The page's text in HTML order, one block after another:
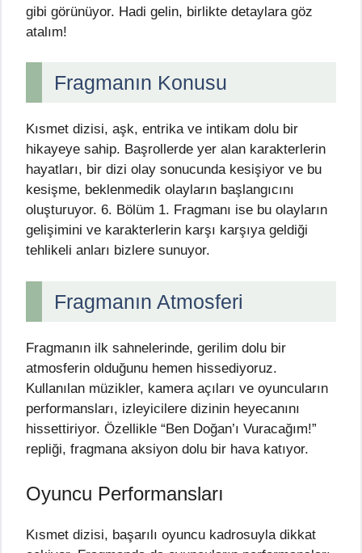
gibi görünüyor. Hadi gelin, birlikte detaylara göz
atalım!
Fragmanın Konusu
Kısmet dizisi, aşk, entrika ve intikam dolu bir
hikayeye sahip. Başrollerde yer alan karakterlerin
hayatları, bir dizi olay sonucunda kesişiyor ve bu
kesişme, beklenmedik olayların başlangıcını
oluşturuyor. 6. Bölüm 1. Fragmanı ise bu olayların
gelişimini ve karakterlerin karşı karşıya geldiği
tehlikeli anları bizlere sunuyor.
Fragmanın Atmosferi
Fragmanın ilk sahnelerinde, gerilim dolu bir
atmosferin olduğunu hemen hissediyoruz.
Kullanılan müzikler, kamera açıları ve oyuncuların
performansları, izleyicilere dizinin heyecanını
hissettiriyor. Özellikle “Ben Doğan’ı Vuracağım!”
repliği, fragmana aksiyon dolu bir hava katıyor.
Oyuncu Performansları
Kısmet dizisi, başarılı oyuncu kadrosuyla dikkat